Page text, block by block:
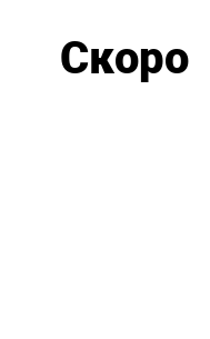
Скоро